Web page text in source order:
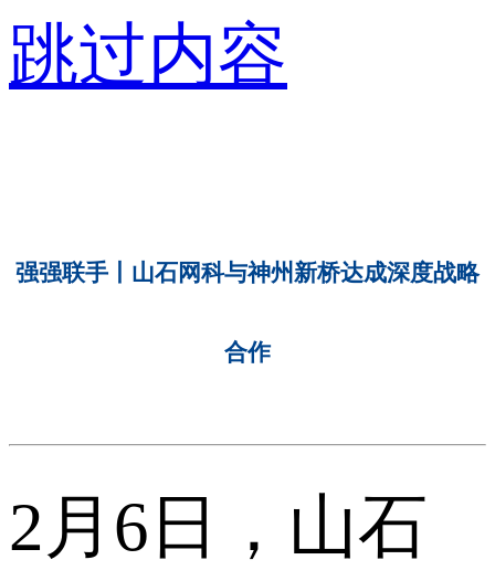
跳过内容
强强联手丨山石网科与神州新桥达成深度战略
合作
2月6日，山石